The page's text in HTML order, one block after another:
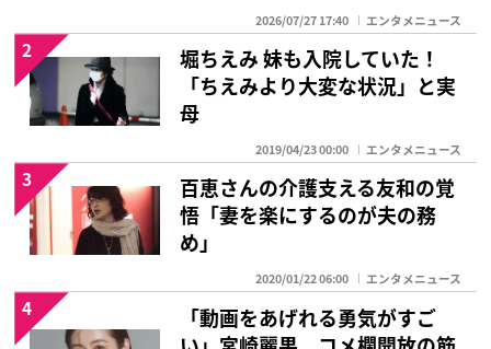
2026/07/27 17:40 エンタメニュース
堀ちえみ 妹も入院していた！
「ちえみより大変な状況」と実
母
2019/04/23 00:00 エンタメニュース
2
百恵さんの介護支える友和の覚
悟「妻を楽にするのが夫の務
め」
2020/01/22 06:00 エンタメニュース
3
「動画をあげれる勇気がすご
4